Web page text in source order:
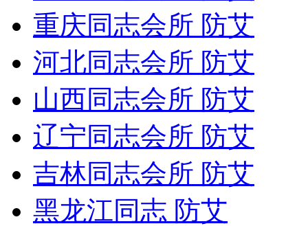
重庆同志会所 防艾
河北同志会所 防艾
山西同志会所 防艾
辽宁同志会所 防艾
吉林同志会所 防艾
黑龙江同志 防艾